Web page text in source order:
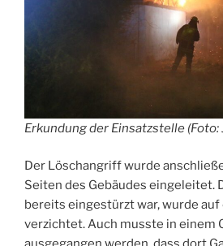
Erkundung der Einsatzstelle
Der Löschangriff wurde
Seiten des Gebäudes eingeleitet.
bereits eingestürzt war, wurde
verzichtet. Auch musste in einem